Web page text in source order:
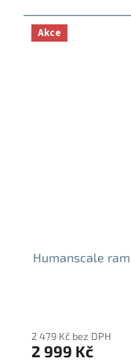
Akce
Humanscale
2 479 Kč bez DPH
2 999 Kč